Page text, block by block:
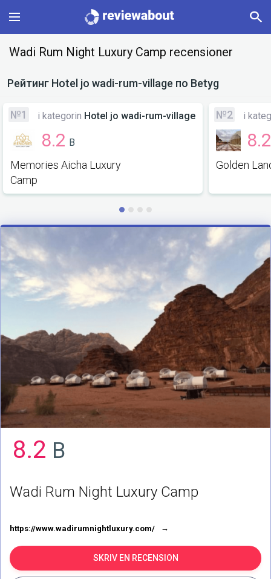
Main
Categories
Profile
Change language
Wadi Rum Night Luxury Camp recensioner
8.2 B
Wadi Rum Night Luxury Camp
https://www.wadirumnightluxury.com/
SKRIV EN RECENSION
Рейтинг Hotel jo wadi-rum-village по Betyg
№1 i kategorin Hotel jo wadi-rum-village
8.2 B
Memories Aicha Luxury
Camp
№2 i
8.2
Golden